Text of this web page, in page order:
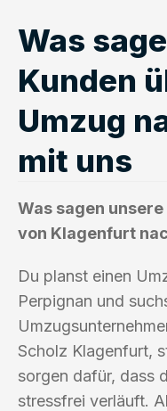
Was
Kunden
Umzug
mit uns
Was sagen
von Klagenfurt
Du planst einen
Perpignan und
Scholz Klagenfurt,
sorgen dafür, dass
stressfrei verläuft.